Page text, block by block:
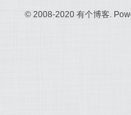
© 2008-2020 有个博客.